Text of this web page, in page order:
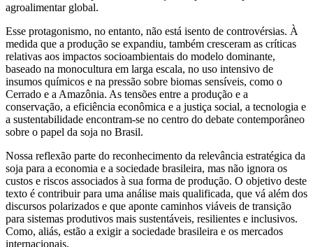
agroalimentar global.
Esse protagonismo, no entanto, não está isento de controvérsias. À
medida que a produção se expandiu, também cresceram as críticas
relativas aos impactos socioambientais do modelo dominante,
baseado na monocultura em larga escala, no uso intensivo de
insumos químicos e na pressão sobre biomas sensíveis, como o
Cerrado e a Amazônia. As tensões entre a produção e a
conservação, a eficiência econômica e a justiça social, a tecnologia e
a sustentabilidade encontram-se no centro do debate contemporâneo
sobre o papel da soja no Brasil.
Nossa reflexão parte do reconhecimento da relevância estratégica da
soja para a economia e a sociedade brasileira, mas não ignora os
custos e riscos associados à sua forma de produção. O objetivo deste
texto é contribuir para uma análise mais qualificada, que vá além dos
discursos polarizados e que aponte caminhos viáveis de transição
para sistemas produtivos mais sustentáveis, resilientes e inclusivos.
Como, aliás, estão a exigir a sociedade brasileira e os mercados
internacionais.